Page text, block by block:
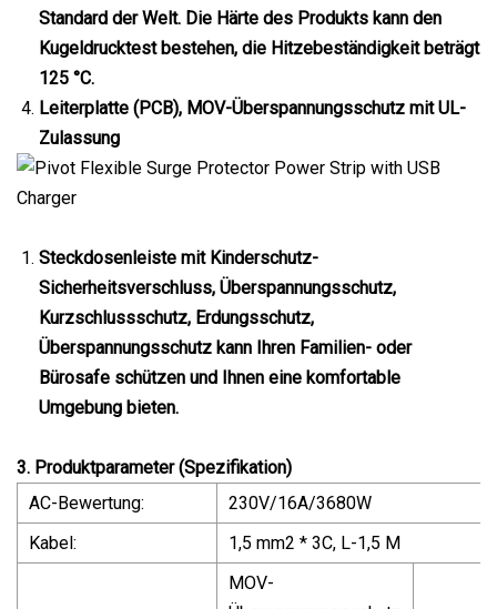
Standard der Welt. Die Härte des Produkts kann den
Kugeldrucktest bestehen, die Hitzebeständigkeit beträgt
125 °C.
Leiterplatte (PCB), MOV-Überspannungsschutz mit UL-
Zulassung
Steckdosenleiste mit Kinderschutz-
Sicherheitsverschluss, Überspannungsschutz,
Kurzschlussschutz, Erdungsschutz,
Überspannungsschutz kann Ihren Familien- oder
Bürosafe schützen und Ihnen eine komfortable
Umgebung bieten.
3. Produktparameter (Spezifikation)
AC-Bewertung:
230V/16A/3680W
Kabel:
1,5 mm2 * 3C, L-1,5 M
MOV-